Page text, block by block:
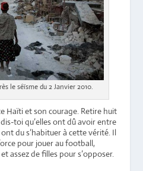
le séïsme du 2 Janvier 2010.
Haïti et son courage. Retire huit
toi qu’elles ont dû avoir entre
du s’habituer à cette vérité. Il
pour jouer au football,
assez de filles pour s’opposer.